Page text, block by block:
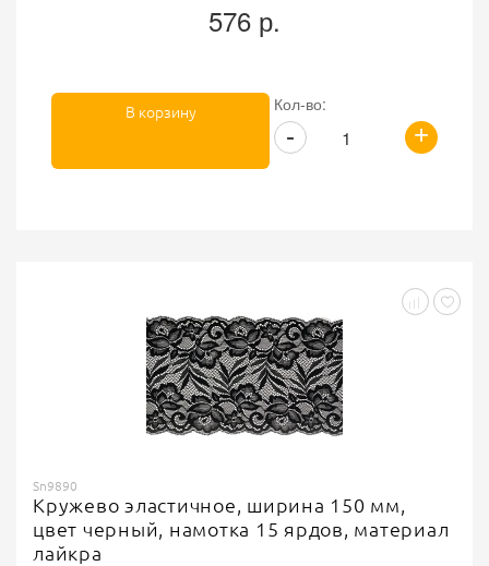
576 р.
Кол-во:
+
-
В корзину
Sn9890
Кружево эластичное, ширина 150 мм,
цвет черный, намотка 15 ярдов, материал
лайкра